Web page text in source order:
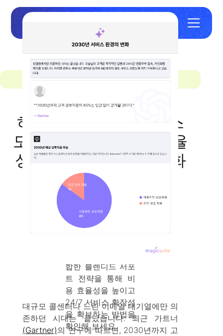
MagicTalk
하이브리드 고객 서비스
모델이란 무엇인가? 효율
성과 공감의 완벽한 조화
January 28, 2026
4mins
하이브리드 고객 서
비스 모델로 고객
경험(CX)을 혁신하
합한 블렌디드 서포
트 전략을 통해 비
용 효율성을 높이고
24/7 서비스 확장성
을 확보하는 방법을
확인해 보세요.
대규모 콜센터나 느린 이메일 대기열에만 의
존하던 시대는 끝났습니다. 최근 가트너
(Gartner)의 연구에 따르면, 2030년까지 고